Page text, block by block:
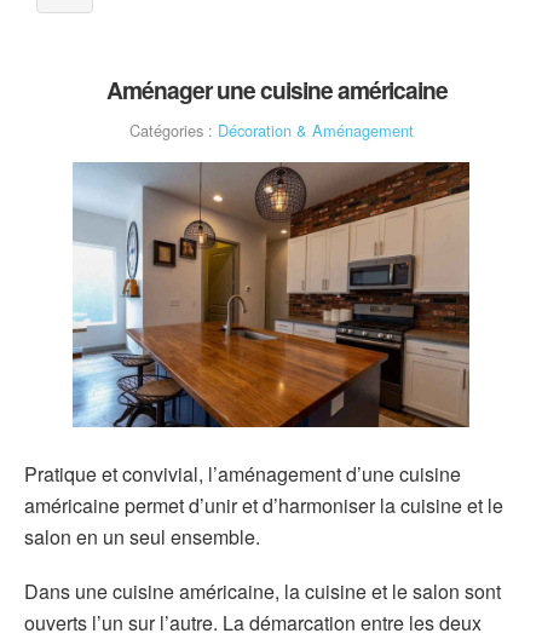
Aménager une cuisine américaine
Catégories : Décoration & Aménagement
Pratique et convivial, l’aménagement d’une cuisine
américaine permet d’unir et d’harmoniser la cuisine et le
salon en un seul ensemble.
Dans une cuisine américaine, la cuisine et le salon sont
ouverts l’un sur l’autre. La démarcation entre les deux